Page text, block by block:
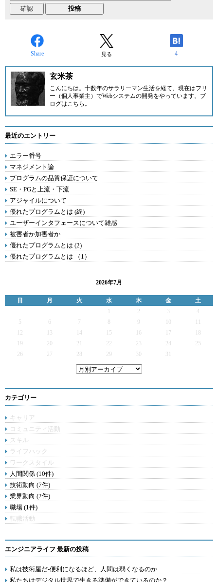
Share 見る 4
玄米茶
こんにちは。十数年のサラリーマン生活を経て、現在はフリ
ー（個人事業主）でWebシステムの開発をやっています。ブ
ログはこちら 。
最近のエントリー
エラー番号
マネジメント論
プログラムの品質保証について
SE・PGと上流・下流
アジャイルについて
優れたプログラムとは (終)
ユーザーインタフェースについて雑感
被害者か加害者か
優れたプログラムとは (2)
優れたプログラムとは （1）
2026年7月
日 月 火 水 木 金
土
2 3
4
5
6 7 9
12
13 14 15 16 17
19
20 21 22 23 24
25
26
27 28 29 30 31
カテゴリー
キャリア
コミュニティ活動
スキル
ライフハック
ワークスタイル
人間関係 (10件)
技術動向 (7件)
業界動向 (2件)
職場 (1件)
転職活動
エンジニアライフ 最新の投稿
私は技術屋だ-便利になるほど、人間は弱くなるのか
私たちはデジタル世界で生きる準備ができているのか？